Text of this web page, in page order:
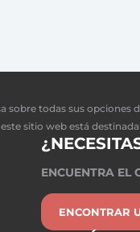
sobre todas sus opciones
sitio web está
ENCUENTRA EL
ENCONTRAR